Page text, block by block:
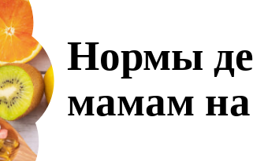
Нормы
мамам на